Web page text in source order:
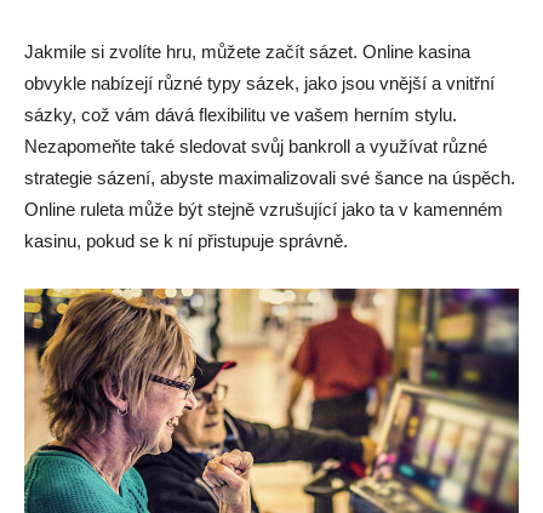
Jakmile si zvolíte hru, můžete začít sázet. Online kasina
obvykle nabízejí různé typy sázek, jako jsou vnější a vnitřní
sázky, což vám dává flexibilitu ve vašem herním stylu.
Nezapomeňte také sledovat svůj bankroll a využívat různé
strategie sázení, abyste maximalizovali své šance na úspěch.
Online ruleta může být stejně vzrušující jako ta v kamenném
kasinu, pokud se k ní přistupuje správně.